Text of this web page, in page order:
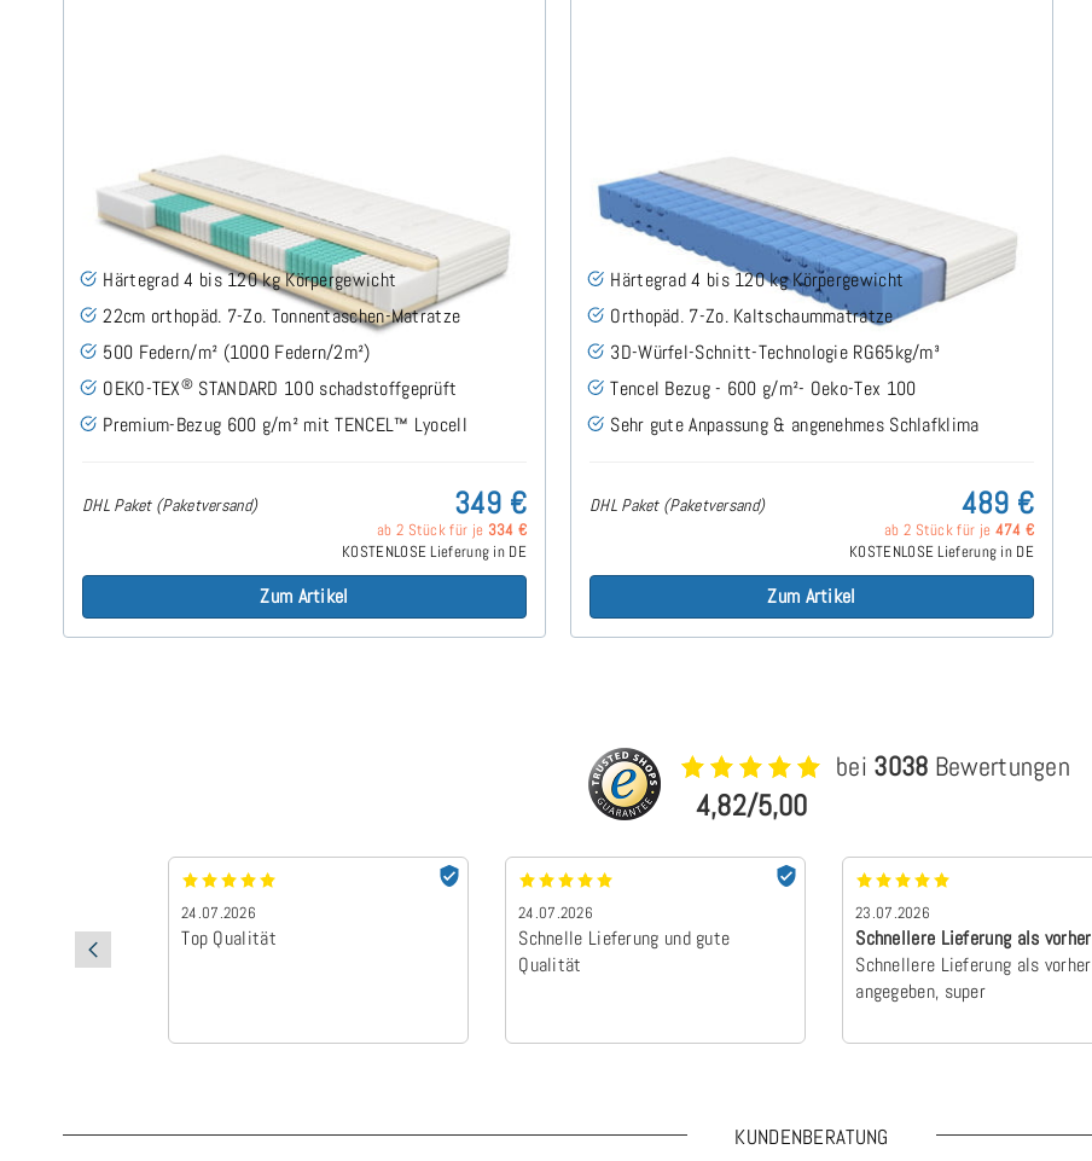
SERA H4 (TENCEL™ Lyocell) TTFK-Matratze 70x200
cm
Härtegrad 4 bis 120 kg Körpergewicht
22cm orthopäd. 7-Zo. Tonnentaschen-Matratze
500 Federn/m² (1000 Federn/2m²)
OEKO-TEX® STANDARD 100 schadstoffgeprüft
Premium-Bezug 600 g/m² mit TENCEL™ Lyocell
DHL Paket (Paketversand) 349 €
ab 2 Stück für je 334 €
KOSTENLOSE Lieferung in DE
Zum Artikel
Keru H4 (TENCEL™ Lyocell) RG65
Kaltschaummatratze 70x200 cm - Sonderanfertigung
(7)
Härtegrad 4 bis 120 kg Körpergewicht
Orthopäd. 7-Zo. Kaltschaummatratze
3D-Würfel-Schnitt-Technologie RG65kg/m³
Tencel Bezug - 600 g/m²- Oeko-Tex 100
Sehr gute Anpassung & angenehmes Schlafklima
DHL Paket (Paketversand) 489 €
ab 2 Stück für je 474 €
KOSTENLOSE Lieferung in DE
Zum Artikel
4,82/5,00
bei 3038 Bewertungen
24.07.2026
Top Qualität
24.07.2026
Schnelle Lieferung und gute
Qualität
23.07.2026
Schnellere Lieferung als vorher
angegebe…
Schnellere Lieferung als vorher
angegeben, super
KUNDENBERATUNG